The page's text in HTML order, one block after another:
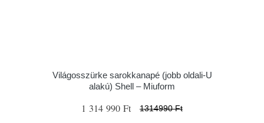
Világosszürke sarokkanapé (jobb oldali-U
alakú) Shell – Miuform
1 314 990 Ft 1314990 Ft